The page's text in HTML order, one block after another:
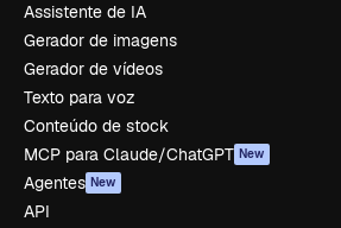
Assistente de IA
Gerador de imagens
Gerador de vídeos
Texto para voz
Conteúdo de stock
MCP para Claude/ChatGPT New
Agentes New
API